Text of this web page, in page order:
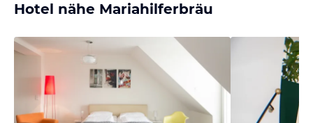
Hotel nähe Mariahilferbräu